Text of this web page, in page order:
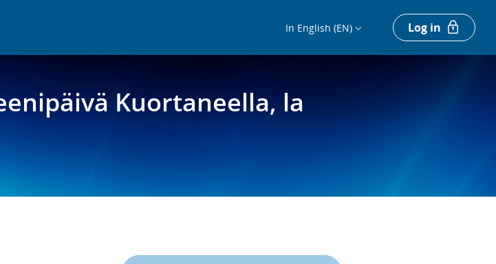
In English (EN) Log in
Kuortaneella, la